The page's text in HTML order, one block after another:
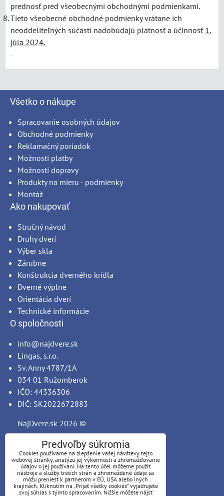
prednosť pred všeobecnými obchodnými podmienkami.
Tieto všeobecné obchodné podmienky vrátane ich
neoddeliteľných súčastí nadobúdajú platnosť a účinnosť 1.
júla 2024.
Všetko o nákupe
Spracovanie osobných údajov
Obchodné podmienky
Reklamačný poriadok
Možnosti platby
Možnosti dopravy
Produkty na mieru - podmienky
Montáž
Ako nakupovať
Stručný návod
Druhy dverí
Výber skla
Zárubne
Konštrukcia dverného krídla
Dverné výplne
Orientácia dverí
Technické informácie
O spoločnosti
info@najdvere.sk
Lingas, s.r.o.
Sv. Anny 4787/1A
034 01 Ružomberok
IČO: 44336306
DIČ: SK2022672883
NajDvere.sk 2026 ©
Predvoľby súkromia
Cookies používame na zlepšenie vašej návštevy tejto
webovej stránky, analýzu jej výkonnosti a zhromažďovanie
údajov o jej používaní. Na tento účel môžeme použiť
nástroje a služby tretích strán a zhromaždené údaje sa
môžu preniesť k partnerom v EÚ, USA alebo iných
krajinách. Kliknutím na „Prijať všetky cookies“ vyjadrujete
svoj súhlas s týmto spracovaním. Nižšie môžete nájsť